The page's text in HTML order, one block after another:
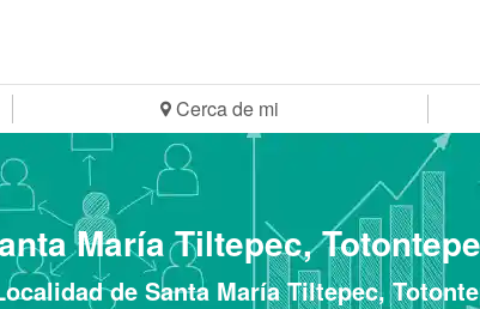
Cerca de mi
María Tiltepec,
de Santa María Tiltepec,